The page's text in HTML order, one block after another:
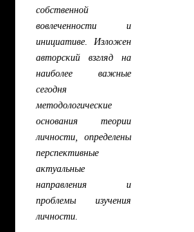
собственной
вовлеченности и
инициативе. Изложен
авторский взгляд на
наиболее важные
сегодня
методологические
основания теории
личности, определены
перспективные
актуальные
направления и
проблемы изучения
личности.